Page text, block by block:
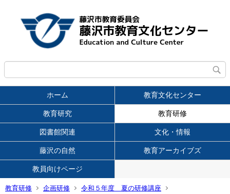
ホーム 教育文化センター
教育研究 教育研修
図書館関連 文化・情報
藤沢の自然 教育アーカイブズ
教員向けページ
教育研修 企画研修
令和５年度 夏の研修講座